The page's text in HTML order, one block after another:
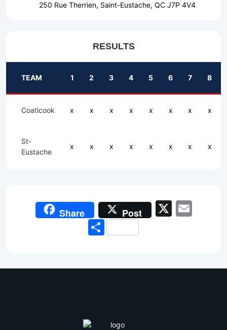
250 Rue Therrien, Saint-Eustache, QC J7P 4V4
RESULTS
TEAM 1 2 3 4 5 6 7 8
Coaticook x x x x x x x x
St-
Eustache
x x x x x x x x
Share Post X
Share